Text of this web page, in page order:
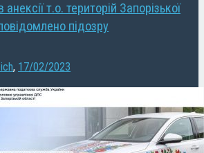
т.о. територій Запорізької
підозру
, 17/02/2023